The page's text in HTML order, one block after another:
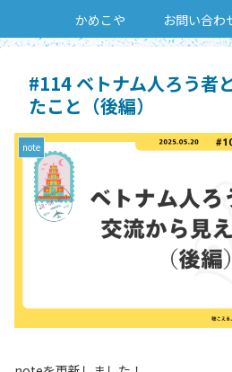
かめこや
お問い合わ
#114 ベトナム人ろう者
たこと（後編）
note